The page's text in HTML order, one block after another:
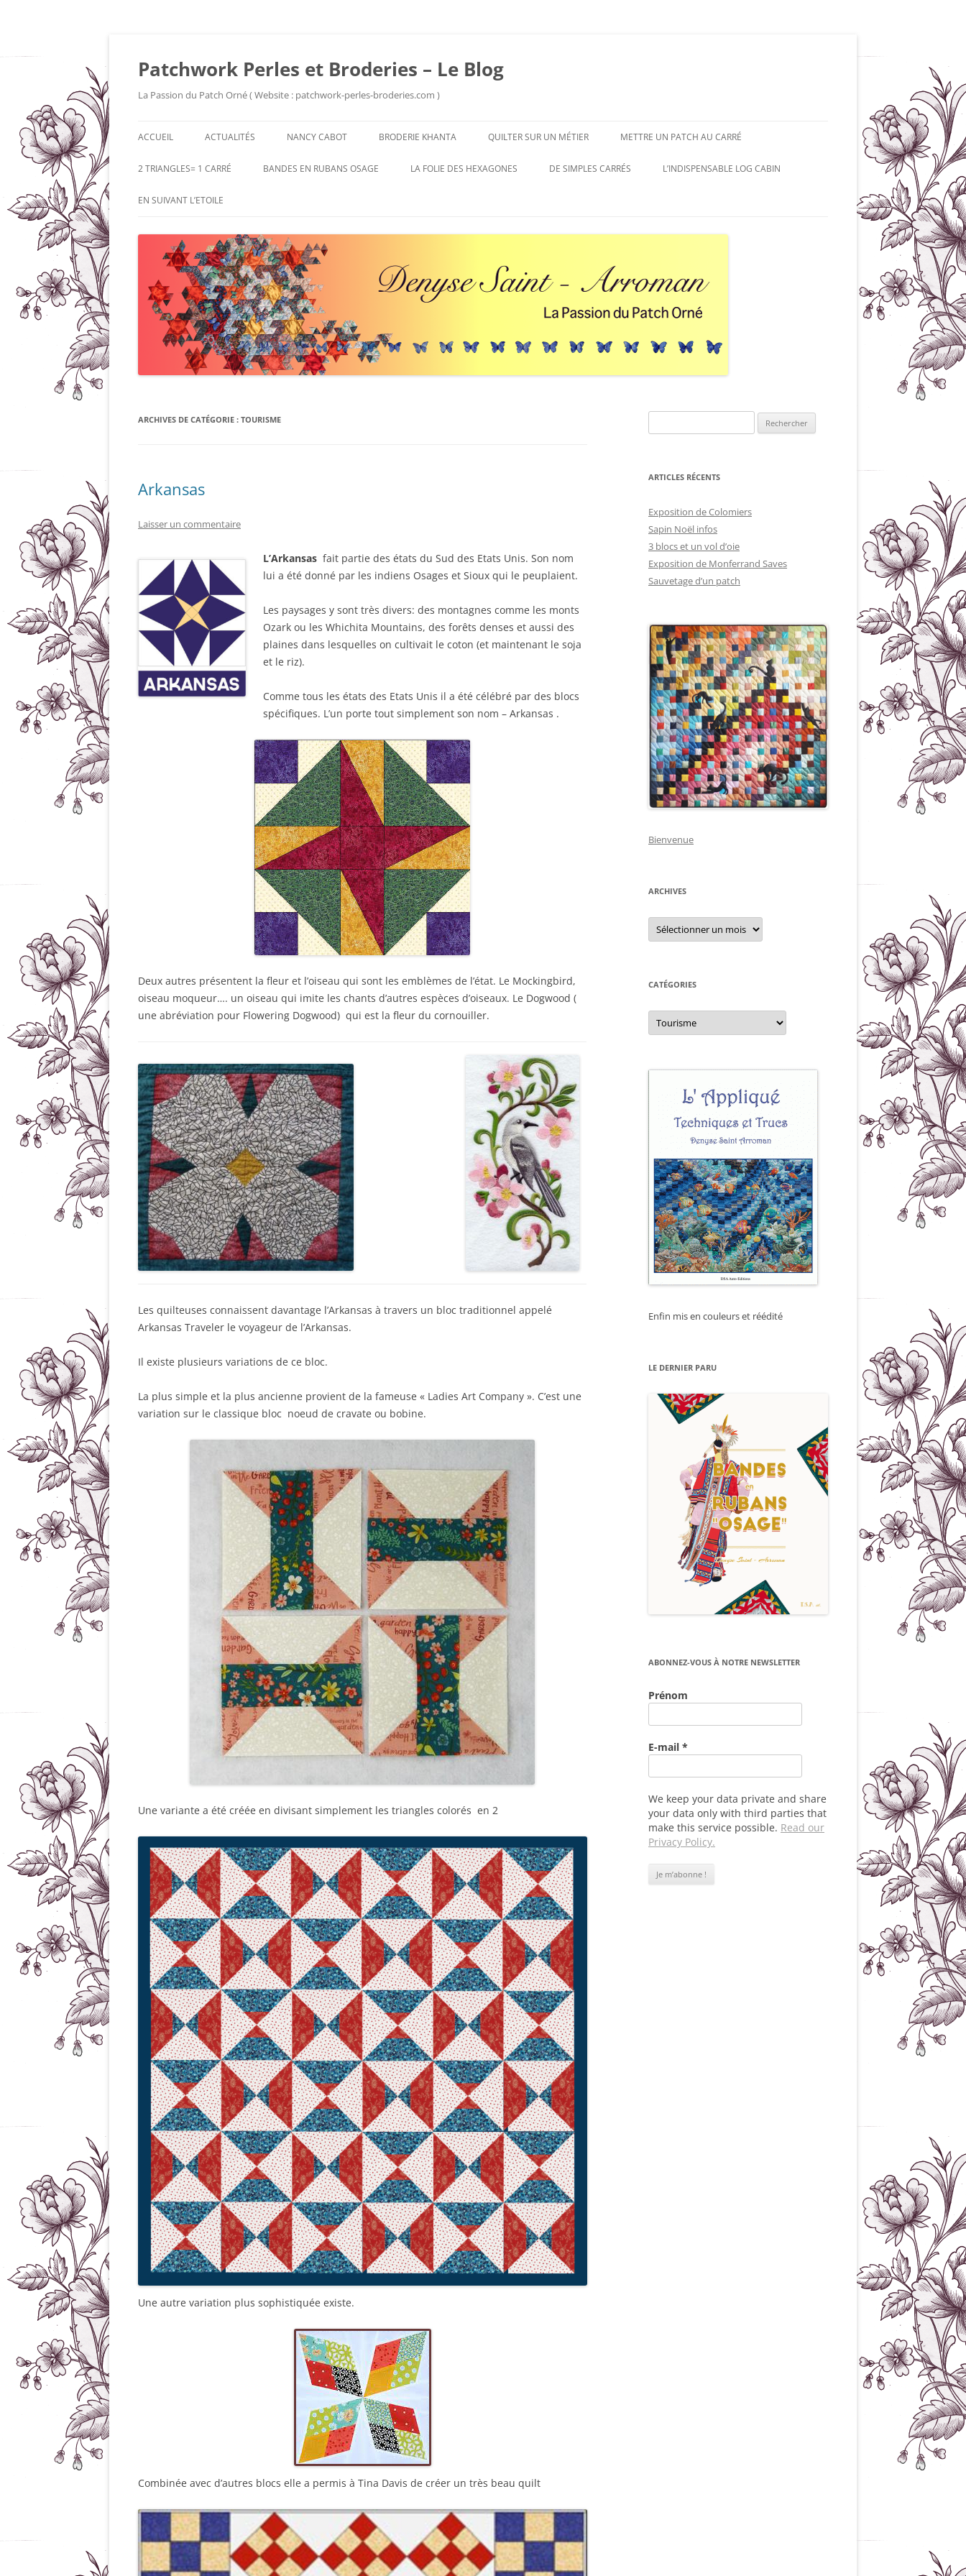
Patchwork Perles et Broderies – Le Blog
La Passion du Patch Orné ( Website : patchwork-perles-broderies.com )
au
contenu
ACCUEIL ACTUALITÉS NANCY CABOT BRODERIE KHANTA QUILTER SUR UN MÉTIER METTRE UN PATCH AU CARRÉ
2 TRIANGLES= 1 CARRÉ BANDES EN RUBANS OSAGE LA FOLIE DES HEXAGONES DE SIMPLES CARRÉS L’INDISPENSABLE LOG CABIN
EN SUIVANT L’ETOILE
ARCHIVES DE CATÉGORIE : TOURISME
Arkansas
Laisser un commentaire
L’Arkansas fait partie des états du Sud des Etats Unis. Son nom
lui a été donné par les indiens Osages et Sioux qui le peuplaient.
Les paysages y sont très divers: des montagnes comme les monts
Ozark ou les Whichita Mountains, des forêts denses et aussi des
plaines dans lesquelles on cultivait le coton (et maintenant le soja
et le riz).
Comme tous les états des Etats Unis il a été célébré par des blocs
spécifiques. L’un porte tout simplement son nom – Arkansas .
Deux autres présentent la fleur et l’oiseau qui sont les emblèmes de l’état. Le Mockingbird,
oiseau moqueur…. un oiseau qui imite les chants d’autres espèces d’oiseaux. Le Dogwood (
une abréviation pour Flowering Dogwood) qui est la fleur du cornouiller.
Les quilteuses connaissent davantage l’Arkansas à travers un bloc traditionnel appelé
Arkansas Traveler le voyageur de l’Arkansas.
Il existe plusieurs variations de ce bloc.
La plus simple et la plus ancienne provient de la fameuse « Ladies Art Company ». C’est une
variation sur le classique bloc noeud de cravate ou bobine.
Une variante a été créée en divisant simplement les triangles colorés en 2
Une autre variation plus sophistiquée existe.
Combinée avec d’autres blocs elle a permis à Tina Davis de créer un très beau quilt
ARTICLES RÉCENTS
Exposition de Colomiers
Sapin Noël infos
3 blocs et un vol d’oie
Exposition de Monferrand Saves
Sauvetage d’un patch
Bienvenue
ARCHIVES
Archives
CATÉGORIES
Catégories
Enfin mis en couleurs et réédité
LE DERNIER PARU
ABONNEZ-VOUS À NOTRE NEWSLETTER
Prénom
E-mail *
We keep your data private and share
your data only with third parties that
make this service possible. Read our
Privacy Policy.